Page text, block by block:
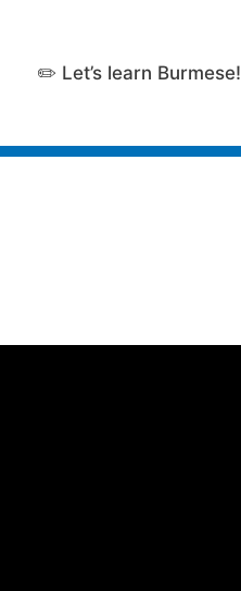
✏️ Let’s learn Burmese!